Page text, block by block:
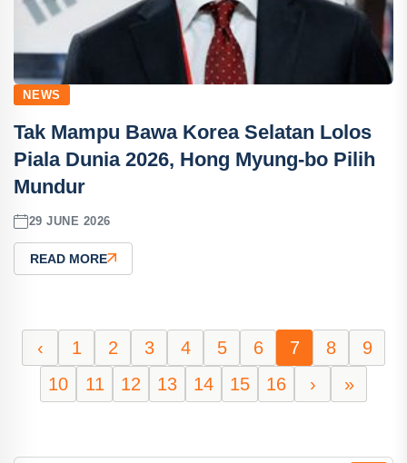
NEWS
Tak Mampu Bawa Korea Selatan Lolos
Piala Dunia 2026, Hong Myung-bo Pilih
Mundur
29 JUNE 2026
READ MORE
‹ 1 2 3 4 5 6 7 8
9
10
11 12 13 14 15 16 › »